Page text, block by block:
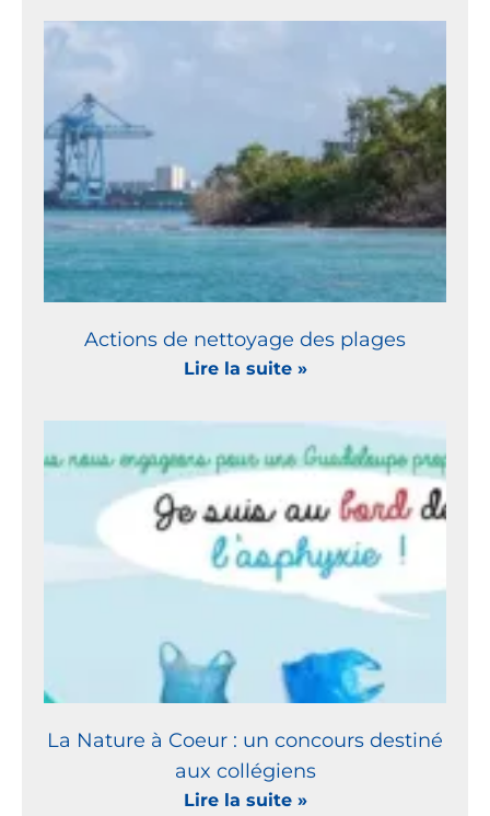
Actions de nettoyage des plages
Lire la suite »
La Nature à Coeur : un concours destiné
aux collégiens
Lire la suite »